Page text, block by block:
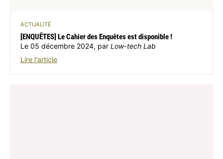
ACTUALITÉ
[ENQUÊTES] Le Cahier des Enquêtes est disponible !
Le 05 décembre 2024, par Low-tech Lab
Lire l'article